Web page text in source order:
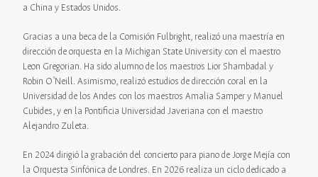
a China y Estados Unidos.
Gracias a una beca de la Comisión Fulbright, realizó una maestría en
dirección de orquesta en la Michigan State University con el maestro
Leon Gregorian. Ha sido alumno de los maestros Lior Shambadal y
Robin O’Neill. Asimismo, realizó estudios de dirección coral en la
Universidad de los Andes con los maestros Amalia Samper y Manuel
Cubides, y en la Pontificia Universidad Javeriana con el maestro
Alejandro Zuleta.
En 2024 dirigió la grabación del concierto para piano de Jorge Mejía con
la Orquesta Sinfónica de Londres. En 2026 realiza un ciclo dedicado a